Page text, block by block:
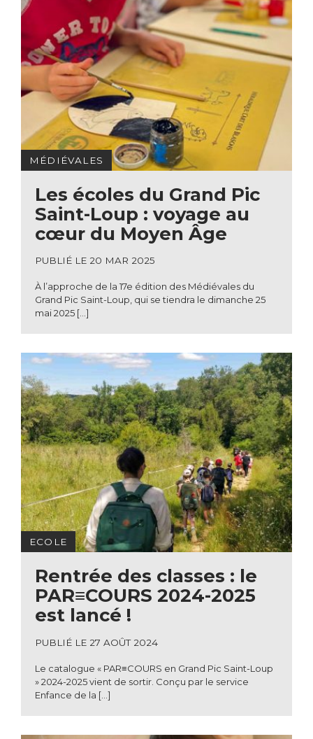
MÉDIÉVALES
Les écoles du Grand Pic
Saint-Loup : voyage au
cœur du Moyen Âge
PUBLIÉ LE 20 MAR 2025
À l’approche de la 17e édition des Médiévales du
Grand Pic Saint-Loup, qui se tiendra le dimanche 25
mai 2025 […]
ECOLE
Rentrée des classes : le
PAR≡COURS 2024-2025
est lancé !
PUBLIÉ LE 27 AOÛT 2024
Le catalogue « PAR≡COURS en Grand Pic Saint-Loup
» 2024-2025 vient de sortir. Conçu par le service
Enfance de la […]